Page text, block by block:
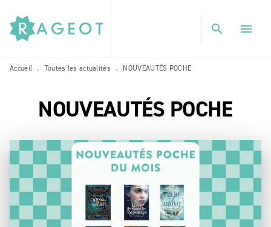
MENU RECHERCHE
PIED DE PAGE
search menu
Accueil • Toutes les actualités • NOUVEAUTÉS POCHE
NOUVEAUTÉS POCHE